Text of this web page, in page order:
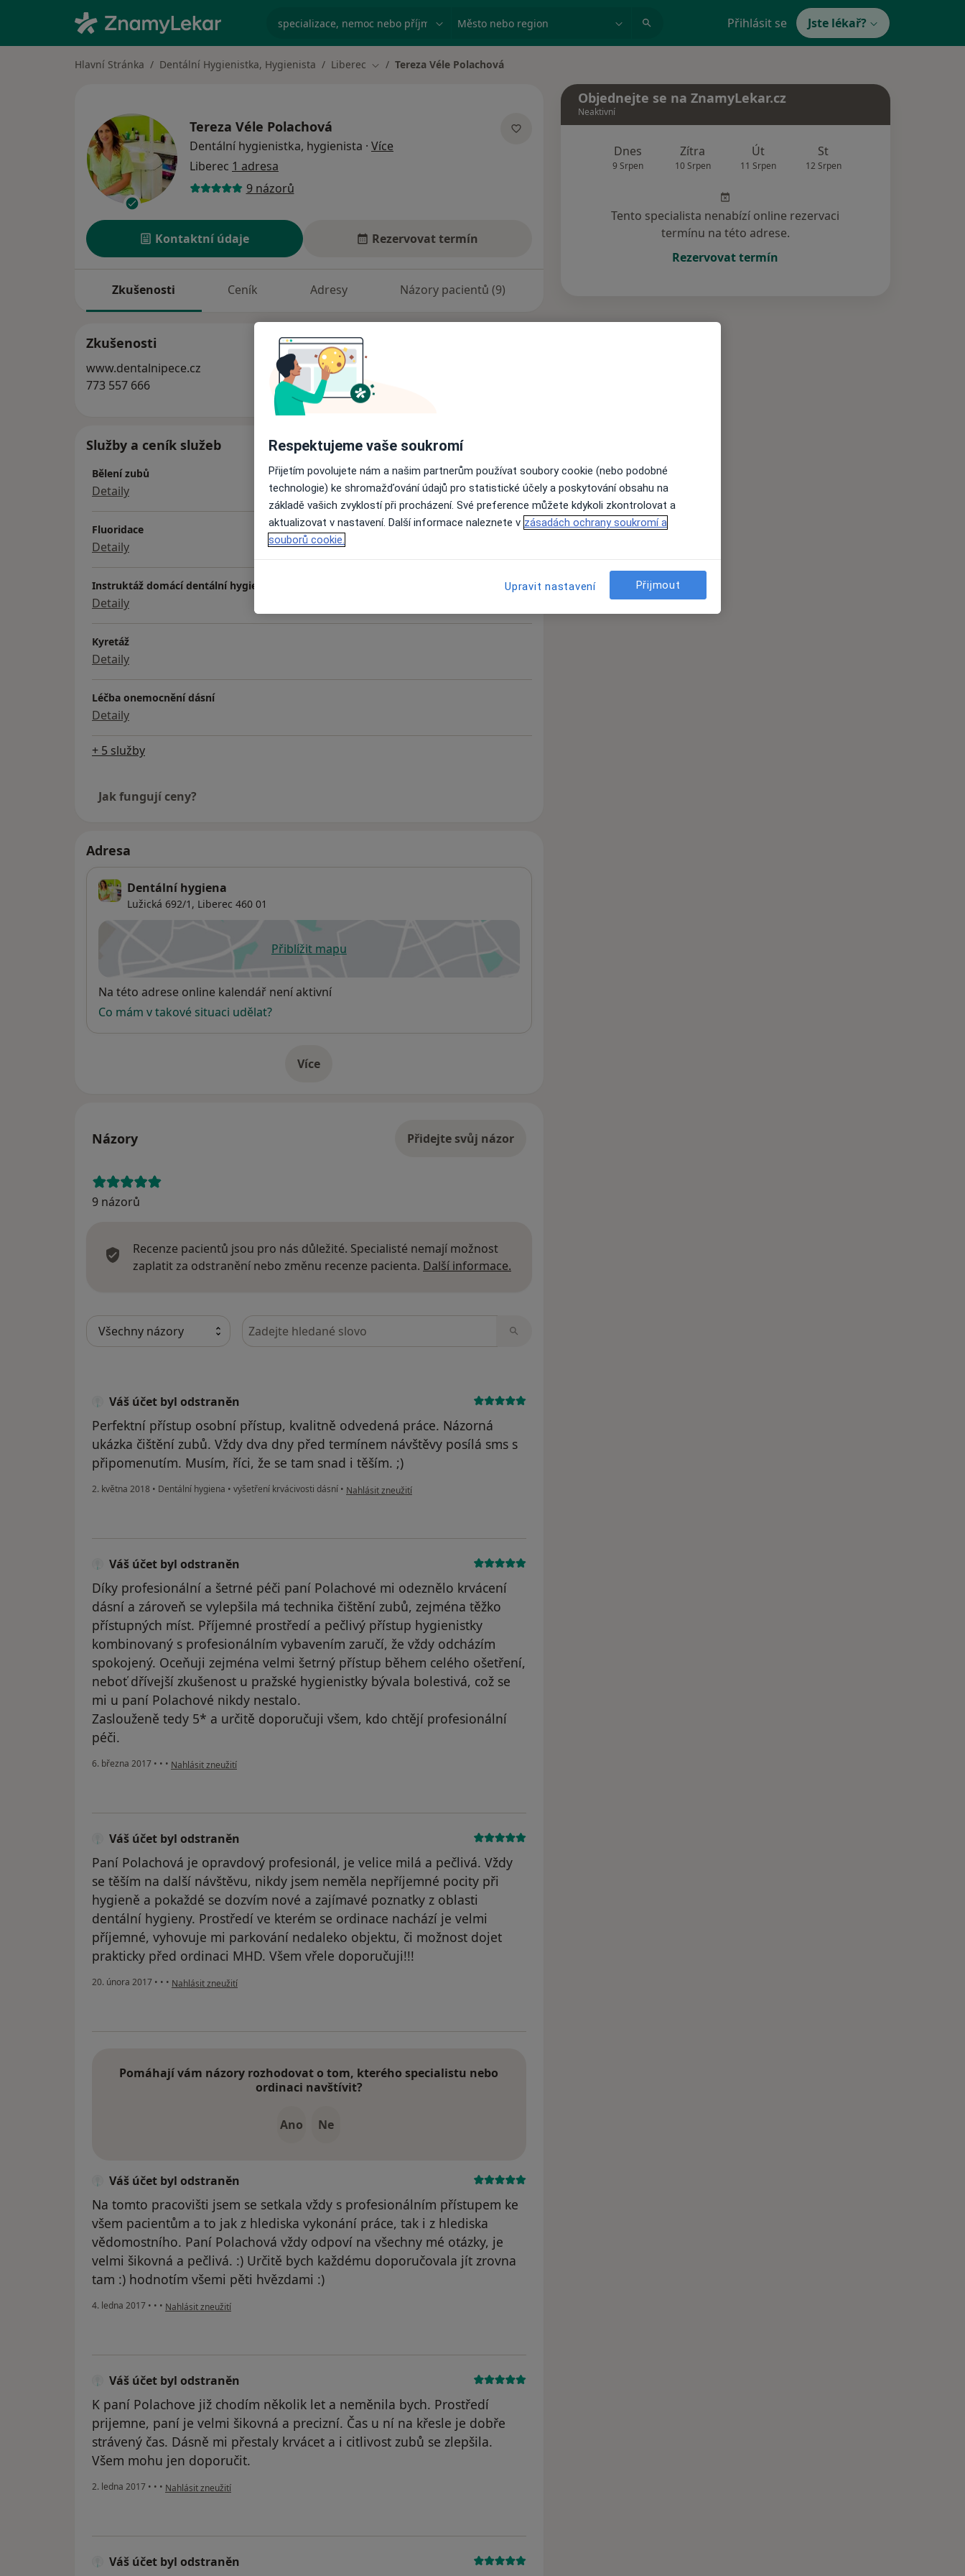
specializace, nemoc nebo příjmení Město nebo region Přihlásit se Jste lékař?
Hlavní Stránka Dentální Hygienistka, Hygienista Liberec Změna města
Tereza Véle Polachová
Tereza Véle Polachová
Dentální hygienistka, hygienista · Více
Liberec 1 adresa
9 názorů
Kontaktní údaje Rezervovat termín
Zkušenosti Ceník Adresy Názory pacientů (9)
Zkušenosti
www.dentalnipece.cz
773 557 666
Služby a ceník služeb
Bělení zubů
Detaily
Fluoridace
Detaily
Instruktáž domácí dentální hygieny
Detaily
Kyretáž
Detaily
Léčba onemocnění dásní
Detaily
+ 5 služby
Jak fungují ceny?
Adresa
Dentální hygiena
Lužická 692/1, Liberec 460 01
Přiblížit mapuse otevře v nové záložce
Dostupnost
Na této adrese online kalendář není aktivní
Co mám v takové situaci udělat?
Víceo adrese
Názory Přidejte svůj názor
9 názorů
Recenze pacientů jsou pro nás důležité. Specialisté nemají možnost
zaplatit za odstranění nebo změnu recenze pacienta. Další informace.
Hledejte v názorech
Váš účet byl odstraněn
Perfektní přístup osobní přístup, kvalitně odvedená práce. Názorná
ukázka čištění zubů. Vždy dva dny před termínem návštěvy posílá sms s
připomenutím. Musím, říci, že se tam snad i těším. ;)
2. května 2018 • Dentální hygiena • vyšetření krvácivosti dásní • podle názoru uživatele Váš účet byl odstraněn
Nahlásit zneužití
Váš účet byl odstraněn
Díky profesionální a šetrné péči paní Polachové mi odeznělo krvácení
dásní a zároveň se vylepšila má technika čištění zubů, zejména těžko
přístupných míst. Příjemné prostředí a pečlivý přístup hygienistky
kombinovaný s profesionálním vybavením zaručí, že vždy odcházím
spokojený. Oceňuji zejména velmi šetrný přístup během celého ošetření,
neboť dřívejší zkušenost u pražské hygienistky bývala bolestivá, což se
mi u paní Polachové nikdy nestalo.
Zaslouženě tedy 5* a určitě doporučuji všem, kdo chtějí profesionální
péči.
6. března 2017 • • • podle názoru uživatele Váš účet byl odstraněn
Nahlásit zneužití
Váš účet byl odstraněn
Paní Polachová je opravdový profesionál, je velice milá a pečlivá. Vždy
se těším na další návštěvu, nikdy jsem neměla nepříjemné pocity při
hygieně a pokaždé se dozvím nové a zajímavé poznatky z oblasti
dentální hygieny. Prostředí ve kterém se ordinace nachází je velmi
příjemné, vyhovuje mi parkování nedaleko objektu, či možnost dojet
prakticky před ordinaci MHD. Všem vřele doporučuji!!!
20. února 2017 • • • podle názoru uživatele Váš účet byl odstraněn
Nahlásit zneužití
Pomáhají vám názory rozhodovat o tom, kterého specialistu nebo
ordinaci navštívit?
Ano Ne
Váš účet byl odstraněn
Na tomto pracovišti jsem se setkala vždy s profesionálním přístupem ke
všem pacientům a to jak z hlediska vykonání práce, tak i z hlediska
vědomostního. Paní Polachová vždy odpoví na všechny mé otázky, je
velmi šikovná a pečlivá. :) Určitě bych každému doporučovala jít zrovna
tam :) hodnotím všemi pěti hvězdami :)
4. ledna 2017 • • • podle názoru uživatele Váš účet byl odstraněn
Nahlásit zneužití
Váš účet byl odstraněn
K paní Polachove již chodím několik let a neměnila bych. Prostředí
prijemne, paní je velmi šikovná a precizní. Čas u ní na křesle je dobře
strávený čas. Dásně mi přestaly krvácet a i citlivost zubů se zlepšila.
Všem mohu jen doporučit.
2. ledna 2017 • • • podle názoru uživatele Váš účet byl odstraněn
Nahlásit zneužití
Váš účet byl odstraněn
Objednejte se na ZnamyLekar.cz
Neaktivní
Dnes
9 Srpen
Zítra
10 Srpen
Út
11 Srpen
St
12 Srpen
Tento specialista nenabízí online rezervaci
termínu na této adrese.
Rezervovat termín
Respektujeme vaše soukromí
Přijetím povolujete nám a našim partnerům používat soubory cookie (nebo podobné
technologie) ke shromažďování údajů pro statistické účely a poskytování obsahu na
základě vašich zvyklostí při procházení. Své preference můžete kdykoli zkontrolovat a
aktualizovat v nastavení. Další informace naleznete v zásadách ochrany soukromí a
souborů cookie.
Upravit nastavení Přijmout